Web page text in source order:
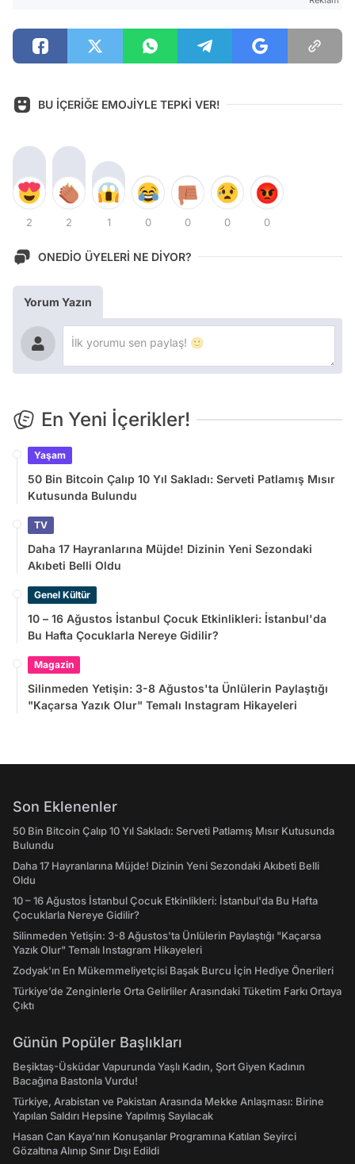
BU İÇERİĞE EMOJİYLE TEPKİ VER!
2 2 1 0 0 0 0
ONEDİO ÜYELERİ NE DİYOR?
Yorum Yazın
En Yeni İçerikler!
Yaşam
50 Bin Bitcoin Çalıp 10 Yıl Sakladı: Serveti Patlamış Mısır
Kutusunda Bulundu
TV
Daha 17 Hayranlarına Müjde! Dizinin Yeni Sezondaki
Akıbeti Belli Oldu
Genel Kültür
10 – 16 Ağustos İstanbul Çocuk Etkinlikleri: İstanbul'da
Bu Hafta Çocuklarla Nereye Gidilir?
Magazin
Silinmeden Yetişin: 3-8 Ağustos'ta Ünlülerin Paylaştığı
"Kaçarsa Yazık Olur" Temalı Instagram Hikayeleri
Son Eklenenler
50 Bin Bitcoin Çalıp 10 Yıl Sakladı: Serveti Patlamış Mısır Kutusunda
Bulundu
Daha 17 Hayranlarına Müjde! Dizinin Yeni Sezondaki Akıbeti Belli
Oldu
10 – 16 Ağustos İstanbul Çocuk Etkinlikleri: İstanbul'da Bu Hafta
Çocuklarla Nereye Gidilir?
Silinmeden Yetişin: 3-8 Ağustos'ta Ünlülerin Paylaştığı "Kaçarsa
Yazık Olur" Temalı Instagram Hikayeleri
Zodyak'ın En Mükemmeliyetçisi Başak Burcu İçin Hediye Önerileri
Türkiye’de Zenginlerle Orta Gelirliler Arasındaki Tüketim Farkı Ortaya
Çıktı
Günün Popüler Başlıkları
Beşiktaş-Üsküdar Vapurunda Yaşlı Kadın, Şort Giyen Kadının
Bacağına Bastonla Vurdu!
Türkiye, Arabistan ve Pakistan Arasında Mekke Anlaşması: Birine
Yapılan Saldırı Hepsine Yapılmış Sayılacak
Hasan Can Kaya’nın Konuşanlar Programına Katılan Seyirci
Gözaltına Alınıp Sınır Dışı Edildi